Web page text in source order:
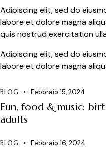
Adipiscing elit, sed do
labore et dolore magna
quis nostrud exercitation
Adipiscing elit, sed do
labore et dolore magna
BLOG Febbraio 15, 2024
Fun, food & music:
adults
BLOG Febbraio 16, 2024